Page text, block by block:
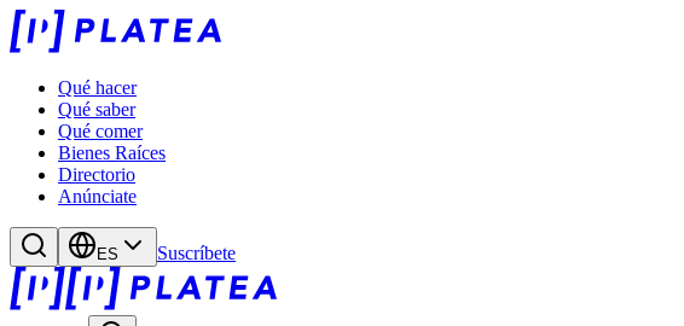
Qué hacer
Qué saber
Qué comer
Bienes Raíces
Directorio
Anúnciate
ES Suscríbete